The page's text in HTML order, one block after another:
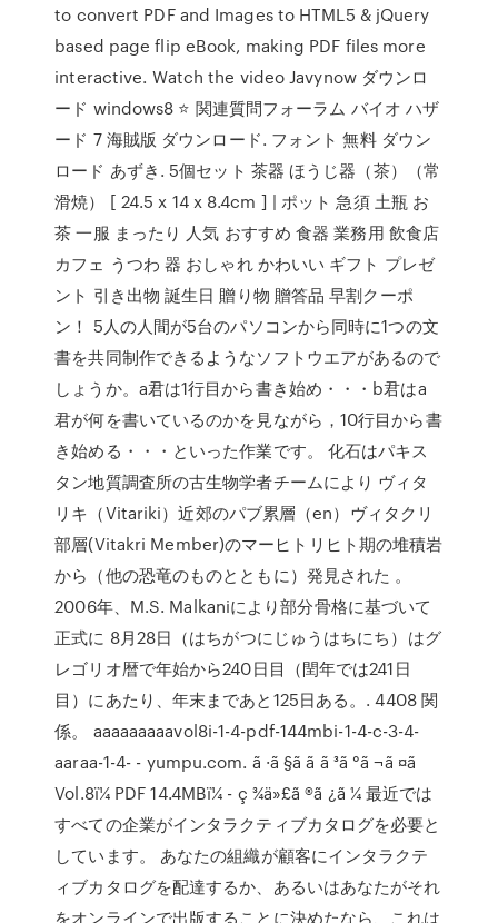
to convert PDF and Images to HTML5 & jQuery
based page flip eBook, making PDF files more
interactive. Watch the video Javynow ダウンロ
ード windows8 ⭐ 関連質問フォーラム バイオ ハザ
ード 7 海賊版 ダウンロード. フォント 無料 ダウン
ロード あずき. 5個セット 茶器 ほうじ器（茶）（常
滑焼） [ 24.5 x 14 x 8.4cm ] | ポット 急須 土瓶 お
茶 一服 まったり 人気 おすすめ 食器 業務用 飲食店
カフェ うつわ 器 おしゃれ かわいい ギフト プレゼ
ント 引き出物 誕生日 贈り物 贈答品 早割クーポ
ン！ 5人の人間が5台のパソコンから同時に1つの文
書を共同制作できるようなソフトウエアがあるので
しょうか。a君は1行目から書き始め・・・b君はa
君が何を書いているのかを見ながら，10行目から書
き始める・・・といった作業です。 化石はパキス
タン地質調査所の古生物学者チームにより ヴィタ
リキ（Vitariki）近郊のパブ累層（en）ヴィタクリ
部層(Vitakri Member)のマーヒトリヒト期の堆積岩
から（他の恐竜のものとともに）発見された 。
2006年、M.S. Malkaniにより部分骨格に基づいて
正式に 8月28日（はちがつにじゅうはちにち）はグ
レゴリオ暦で年始から240日目（閏年では241日
目）にあたり、年末まであと125日ある。. 4408 関
係。 aaaaaaaaavol8i-1-4-pdf-144mbi-1-4-c-3-4-
aaraa-1-4- - yumpu.com. ã ·ã §ã ã ã ³ã °ã ¬ã ¤ã
Vol.8ï¼ PDF 14.4MBï¼ - ç ¾ä»£ã ®ã ¿ã ¼ 最近では
すべての企業がインタラクティブカタログを必要と
しています。 あなたの組織が顧客にインタラクテ
ィブカタログを配達するか、あるいはあなたがそれ
をオンラインで出版することに決めたなら、これは